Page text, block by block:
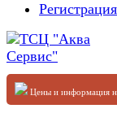
Регистрация
Цены и информация